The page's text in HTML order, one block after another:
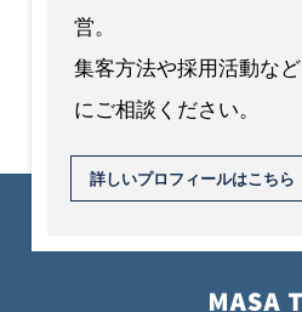
営。
集客方法や採用活動な
にご相談ください。
詳しいプロフィールはこちら